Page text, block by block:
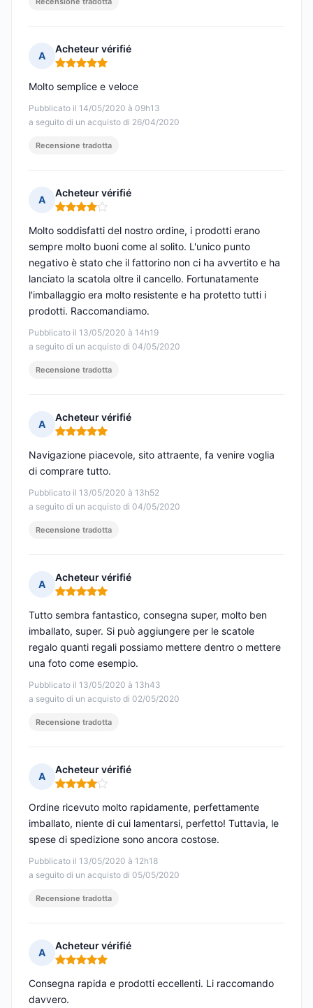
A
Acheteur vérifié
Nota: 5 su 5
Pubblicato il 14/05/2020 à 09h13
a seguito di un acquisto di 26/04/2020
Molto semplice e veloce
Recensione tradotta
A
Acheteur vérifié
Nota: 4 su 5
Pubblicato il 13/05/2020 à 14h19
a seguito di un acquisto di 04/05/2020
Molto soddisfatti del nostro ordine, i prodotti erano
sempre molto buoni come al solito. L'unico punto
negativo è stato che il fattorino non ci ha avvertito e ha
lanciato la scatola oltre il cancello. Fortunatamente
l'imballaggio era molto resistente e ha protetto tutti i
prodotti. Raccomandiamo.
Recensione tradotta
A
Acheteur vérifié
Nota: 5 su 5
Pubblicato il 13/05/2020 à 13h52
a seguito di un acquisto di 04/05/2020
Navigazione piacevole, sito attraente, fa venire voglia
di comprare tutto.
Recensione tradotta
A
Acheteur vérifié
Nota: 5 su 5
Pubblicato il 13/05/2020 à 13h43
a seguito di un acquisto di 02/05/2020
Tutto sembra fantastico, consegna super, molto ben
imballato, super. Si può aggiungere per le scatole
regalo quanti regali possiamo mettere dentro o mettere
una foto come esempio.
Recensione tradotta
A
Acheteur vérifié
Nota: 4 su 5
Pubblicato il 13/05/2020 à 12h18
a seguito di un acquisto di 05/05/2020
Ordine ricevuto molto rapidamente, perfettamente
imballato, niente di cui lamentarsi, perfetto! Tuttavia, le
spese di spedizione sono ancora costose.
Recensione tradotta
A
Acheteur vérifié
Nota: 5 su 5
Consegna rapida e prodotti eccellenti. Li raccomando
davvero.